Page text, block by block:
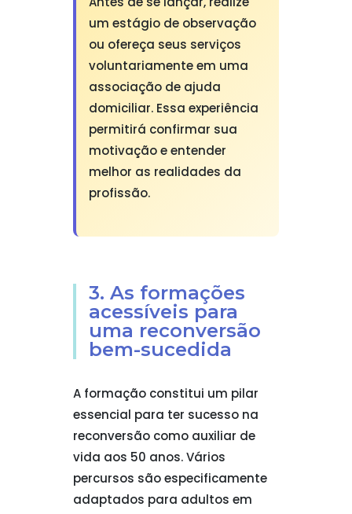
um estágio de observação
ou ofereça seus serviços
voluntariamente em uma
associação de ajuda
domiciliar. Essa experiência
permitirá confirmar sua
motivação e entender
melhor as realidades da
profissão.
3. As formações
acessíveis para
uma reconversão
bem-sucedida
A formação constitui um pilar
essencial para ter sucesso na
reconversão como auxiliar de
vida aos 50 anos. Vários
percursos são especificamente
adaptados para adultos em